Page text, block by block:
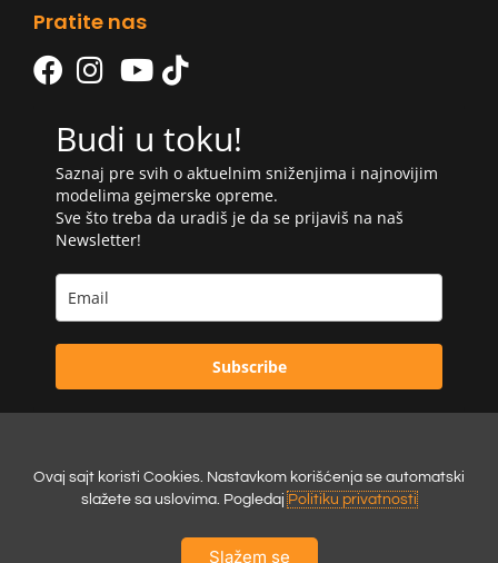
Pratite nas
Budi u toku!
Saznaj pre svih o aktuelnim sniženjima i najnovijim
modelima gejmerske opreme.
Sve što treba da uradiš je da se prijaviš na naš
Newsletter!
Subscribe
Powered by:
Digilex
Ovaj sajt koristi Cookies. Nastavkom korišćenja se automatski
slažete sa uslovima. PogledajPolitiku privatnosti
Slažem se